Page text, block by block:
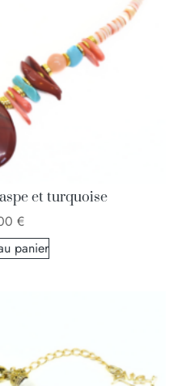
et turquoise
€
panier